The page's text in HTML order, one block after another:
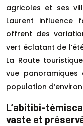
agricoles et ses
Laurent influence
offrent des
vert éclatant de
La Route
vue panoramiques
population
L’abitibi-
vaste et